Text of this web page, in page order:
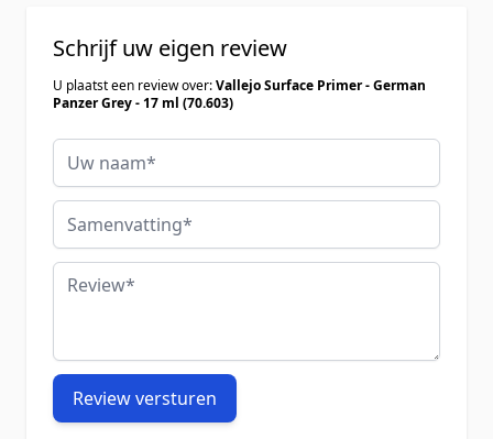
Schrijf uw eigen review
U plaatst een review over:Vallejo Surface Primer - German
Panzer Grey - 17 ml (70.603)
Uw naam
Samenvatting
Review
Review versturen